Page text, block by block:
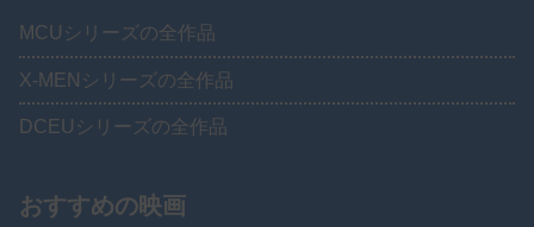
MCUシリーズの全作品
X-MENシリーズの全作品
DCEUシリーズの全作品
おすすめの映画